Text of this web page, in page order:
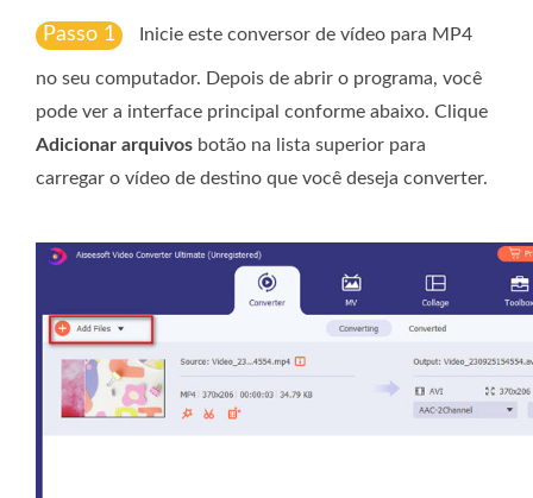
Passo 1 Inicie este conversor de vídeo para MP4
no seu computador. Depois de abrir o programa, você
pode ver a interface principal conforme abaixo. Clique
Adicionar arquivos botão na lista superior para
carregar o vídeo de destino que você deseja converter.